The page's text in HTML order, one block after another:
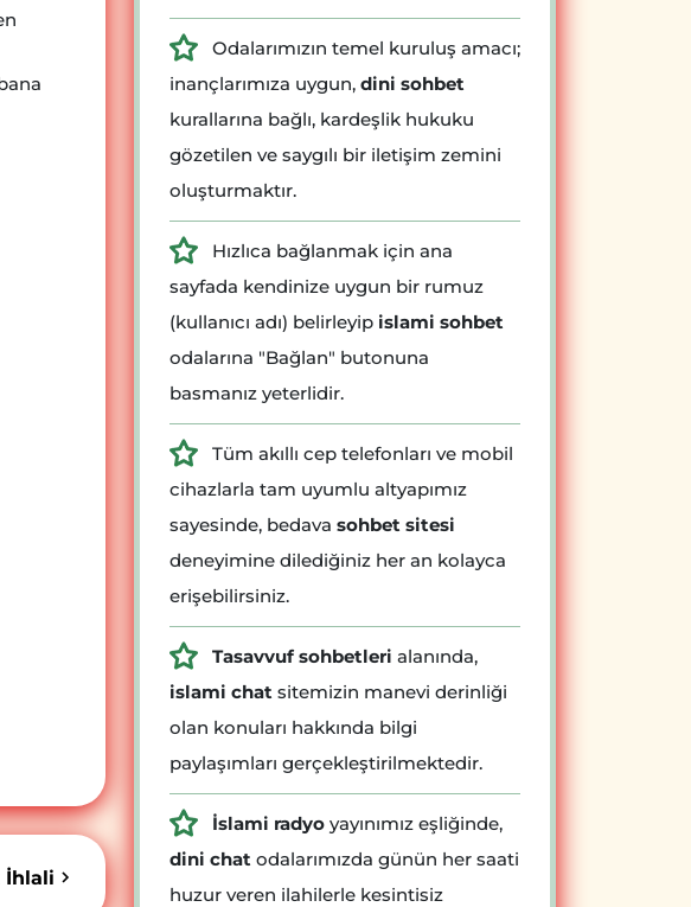
İhlali
Odalarımızın temel kuruluş amacı;
inançlarımıza uygun, dini sohbet
kurallarına bağlı, kardeşlik hukuku
gözetilen ve saygılı bir iletişim zemini
oluşturmaktır.
Hızlıca bağlanmak için ana
sayfada kendinize uygun bir rumuz
(kullanıcı adı) belirleyip islami sohbet
odalarına "Bağlan" butonuna
basmanız yeterlidir.
Tüm akıllı cep telefonları ve mobil
cihazlarla tam uyumlu altyapımız
sayesinde, bedava sohbet sitesi
deneyimine dilediğiniz her an kolayca
erişebilirsiniz.
Tasavvuf sohbetleri alanında,
islami chat sitemizin manevi derinliği
olan konuları hakkında bilgi
paylaşımları gerçekleştirilmektedir.
İslami radyo yayınımız eşliğinde,
dini chat odalarımızda günün her saati
huzur veren ilahilerle kesintisiz